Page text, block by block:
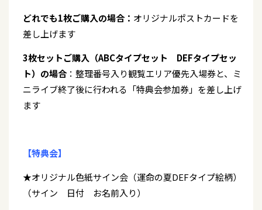
どれでも1枚ご購入の場合： オリジナルポストカードを
差し上げます
3枚セットご購入（ABCタイプセット DEFタイプセッ
ト）の場合 ：整理番号入り観覧エリア優先入場券と、ミ
ニライブ終了後に行われる「特典会参加券」を差し上げ
ます
【特典会】
★オリジナル色紙サイン会（運命の夏DEFタイプ絵柄）
（サイン 日付 お名前入り）